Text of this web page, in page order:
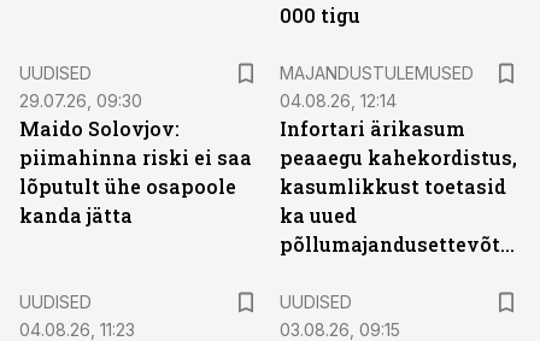
000 tigu
UUDISED
29.07.26, 09:30
Maido Solovjov:
piimahinna riski ei saa
lõputult ühe osapoole
kanda jätta
MAJANDUSTULEMUSED
04.08.26, 12:14
Infortari ärikasum
peaaegu kahekordistus,
kasumlikkust toetasid
ka uued
põllumajandusettevõtted
UUDISED
04.08.26, 11:23
UUDISED
03.08.26, 09:15